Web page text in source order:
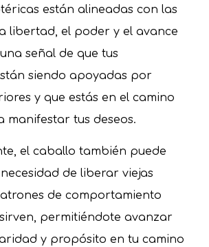
están alineadas con las
libertad, el poder y el avance
señal de que tus
siendo apoyadas por
y que estás en el camino
manifestar tus deseos.
el caballo también puede
de liberar viejas
de comportamiento
permitiéndote avanzar
y propósito en tu camino